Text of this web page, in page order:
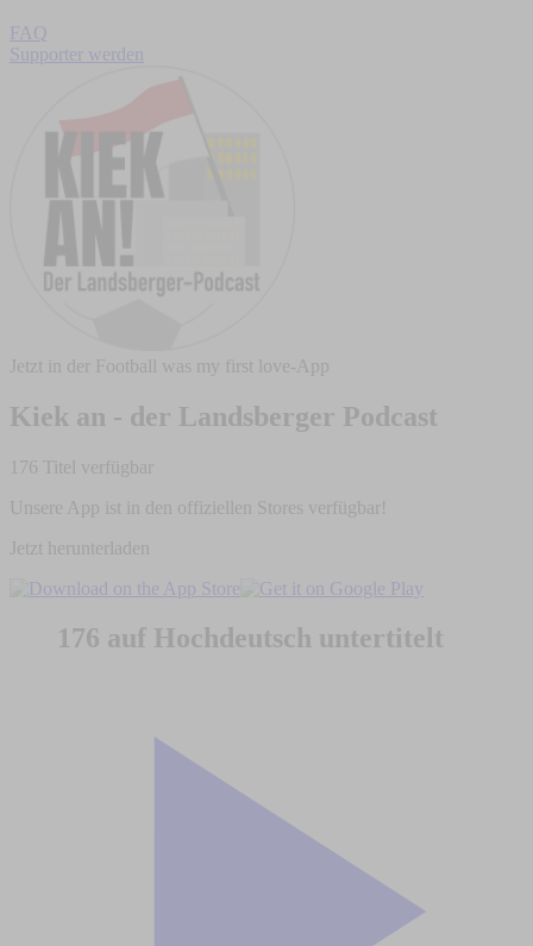
FAQ
Supporter werden
Jetzt in der Football was my first love-App
Kiek an - der Landsberger Podcast
176 Titel verfügbar
Unsere App ist in den offiziellen Stores verfügbar!
Jetzt herunterladen
176 auf Hochdeutsch untertitelt